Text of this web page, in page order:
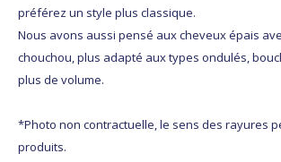
préférez un style plus classique.
Nous avons aussi pensé aux cheveux épais
chouchou, plus adapté aux types ondulés,
plus de volume.
*Photo non contractuelle, le sens des rayures
produits.